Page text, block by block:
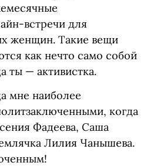
встречи для
женщин. Такие вещи
как нечто само собой
ты — активистка.
мне наиболее
когда
Фадеева, Саша
Лилия Чанышева.